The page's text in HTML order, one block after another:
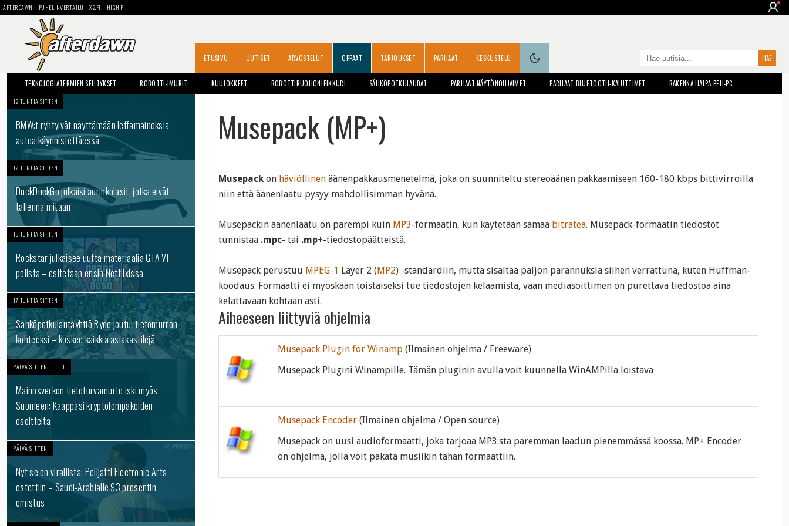
AFTERDAWN PUHELINVERTAILU X2.FI HIGH.FI
ETUSIVU UUTISET ARVOSTELUT OPPAAT TARJOUKSET PARHAAT KESKUSTELU
TEKNOLOGIATERMIEN SELITYKSET ROBOTTI-IMURIT KUULOKKEET ROBOTTIRUOHONLEIKKURI SÄHKÖPOTKULAUDAT PARHAAT NÄYTÖNOHJAIMET PARHAAT BLUETOOTH-KAIUTTIMET RAKENNA HALPA PELI-PC
OPAS: KOVALEVYN VAIHTO
12 TUNTIA SITTEN
BMW:t ryhtyivät näyttämään leffamainoksia
autoa käynnistettäessä
12 TUNTIA SITTEN
DuckDuckGo julkaisi aurinkolasit, jotka eivät
tallenna mitään
13 TUNTIA SITTEN
Rockstar julkaisee uutta materiaalia GTA VI -
pelistä – esitetään ensin Netflixissä
17 TUNTIA SITTEN
Sähköpotkulautayhtiö Ryde joutui tietomurron
kohteeksi – koskee kaikkia asiakastilejä
PÄIVÄ SITTEN 1
Mainosverkon tietoturvamurto iski myös
Suomeen: Kaappasi kryptolompakoiden
osoitteita
PÄIVÄ SITTEN
Nyt se on virallista: Pelijätti Electronic Arts
ostettiin – Saudi-Arabialle 93 prosentin
omistus
Musepack (MP+)
Musepack on häviöllinen äänenpakkausmenetelmä, joka on suunniteltu stereoäänen pakkaamiseen 160-180 kbps bittivirroilla
niin että äänenlaatu pysyy mahdollisimman hyvänä.
Musepackin äänenlaatu on parempi kuin MP3-formaatin, kun käytetään samaa bitratea. Musepack-formaatin tiedostot
tunnistaa .mpc- tai .mp+-tiedostopäätteistä.
Musepack perustuu MPEG-1 Layer 2 (MP2) -standardiin, mutta sisältää paljon parannuksia siihen verrattuna, kuten Huffman-
koodaus. Formaatti ei myöskään toistaiseksi tue tiedostojen kelaamista, vaan mediasoittimen on purettava tiedostoa aina
kelattavaan kohtaan asti.
Aiheeseen liittyviä ohjelmia
Musepack Plugin for Winamp (Ilmainen ohjelma / Freeware)
Musepack Plugini Winampille. Tämän pluginin avulla voit kuunnella WinAMPilla loistava
Musepack Encoder (Ilmainen ohjelma / Open source)
Musepack on uusi audioformaatti, joka tarjoaa MP3:sta paremman laadun pienemmässä koossa. MP+ Encoder
on ohjelma, jolla voit pakata musiikin tähän formaattiin.